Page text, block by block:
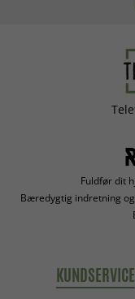
Fuldfør dit
Bæredygtig indretning
KUNDSERVICE